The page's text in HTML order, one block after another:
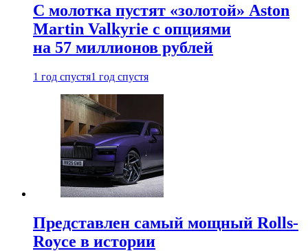
С молотка пустят «золотой» Aston
Martin Valkyrie с опциями
на 57 миллионов рублей
1 год спустя1 год спустя
Представлен самый мощный Rolls-
Royce в истории